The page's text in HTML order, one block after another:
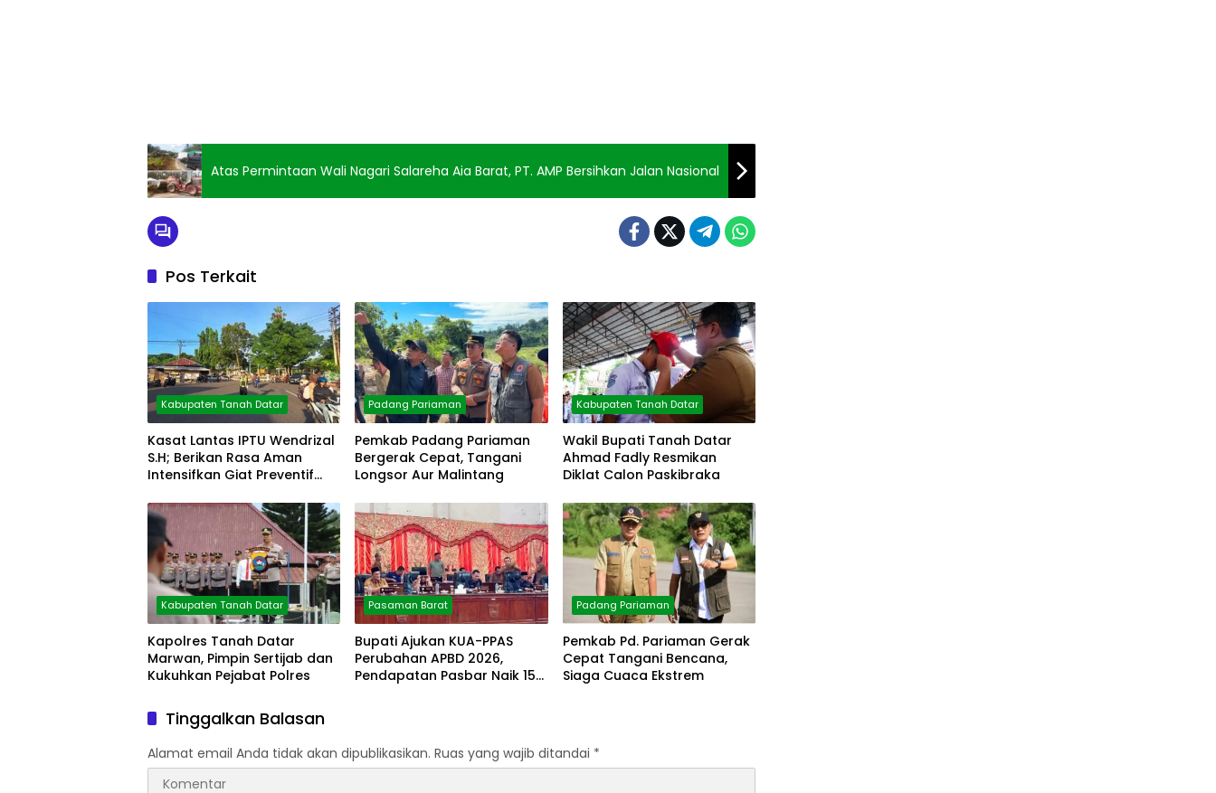
Atas Permintaan Wali Nagari Salareha Aia Barat, PT. AMP Bersihkan Jalan Nasional
Pos Terkait
Kabupaten Tanah Datar
Kasat Lantas IPTU Wendrizal
S.H; Berikan Rasa Aman
Intensifkan Giat Preventif
Padang Pariaman
Pemkab Padang Pariaman
Bergerak Cepat, Tangani
Longsor Aur Malintang
Kabupaten Tanah Datar
Wakil Bupati Tanah Datar
Ahmad Fadly Resmikan
Diklat Calon Paskibraka
Kabupaten Tanah Datar
Kapolres Tanah Datar
Marwan, Pimpin Sertijab dan
Kukuhkan Pejabat Polres
Pasaman Barat
Bupati Ajukan KUA-PPAS
Perubahan APBD 2026,
Pendapatan Pasbar Naik 15
Padang Pariaman
Pemkab Pd. Pariaman Gerak
Cepat Tangani Bencana,
Siaga Cuaca Ekstrem
Tinggalkan Balasan
Alamat email Anda tidak akan dipublikasikan. Ruas yang wajib ditandai *